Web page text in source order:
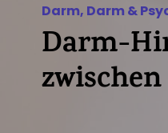
Darm, Darm &
Darm-